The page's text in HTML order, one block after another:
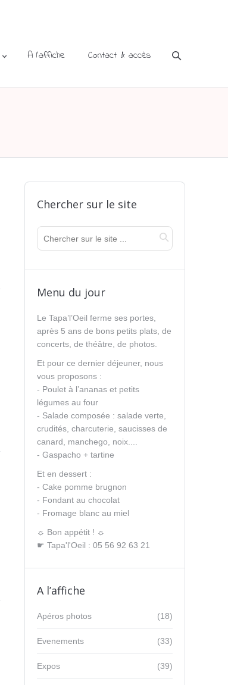
A l’affiche Contact & accès
Chercher sur le site
Menu du jour
Le Tapa’l’Oeil ferme ses portes,
après 5 ans de bons petits plats, de
concerts, de théâtre, de photos.
Et pour ce dernier déjeuner, nous
vous proposons :
- Poulet à l’ananas et petits
légumes au four
- Salade composée : salade verte,
crudités, charcuterie, saucisses de
canard, manchego, noix....
- Gaspacho + tartine
Et en dessert :
- Cake pomme brugnon
- Fondant au chocolat
- Fromage blanc au miel
☼ Bon appétit ! ☼
☛ Tapa'l'Oeil : 05 56 92 63 21
A l’affiche
(18)
Apéros photos
(33)
Evenements
(39)
Expos